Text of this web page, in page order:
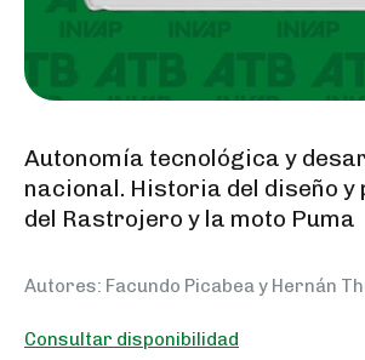
Autonomía tecnológica y
nacional. Historia del diseño y
del Rastrojero y la moto Puma
Autores: Facundo Picabea y Hernán
Consultar disponibilidad